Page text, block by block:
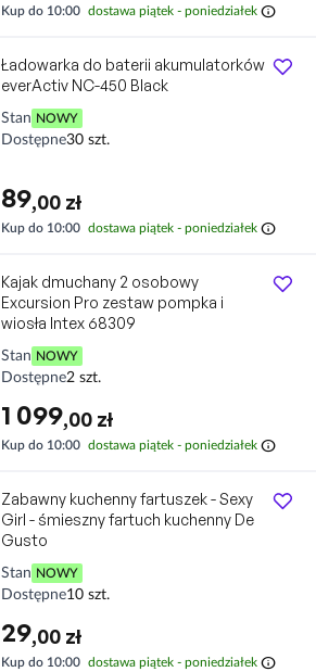
Kup do 10:00 dostawa piątek - poniedziałek info
Ładowarka do baterii akumulatorków
everActiv NC-450 Black
Stan NOWY
Dostępne30 szt.
89,00 zł
Kup do 10:00 dostawa piątek - poniedziałek info
Kajak dmuchany 2 osobowy
Excursion Pro zestaw pompka i
wiosła Intex 68309
Stan NOWY
Dostępne2 szt.
1 099,00 zł
Kup do 10:00 dostawa piątek - poniedziałek info
Zabawny kuchenny fartuszek - Sexy
Girl - śmieszny fartuch kuchenny De
Gusto
Stan NOWY
Dostępne10 szt.
29,00 zł
Kup do 10:00 dostawa piątek - poniedziałek info